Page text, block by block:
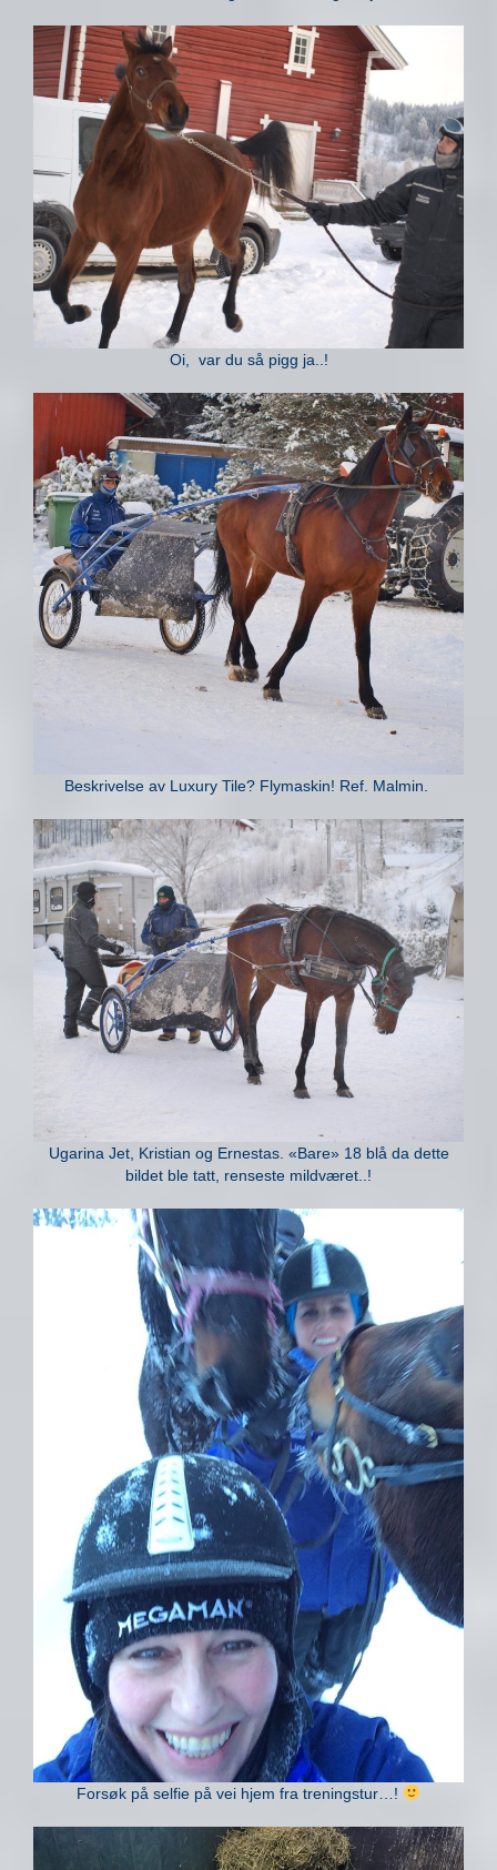
Oi, var du så pigg ja..!
Beskrivelse av Luxury Tile? Flymaskin! Ref. Malmin.
Ugarina Jet, Kristian og Ernestas. «Bare» 18 blå da dette
bildet ble tatt, renseste mildværet..!
Forsøk på selfie på vei hjem fra treningstur…!